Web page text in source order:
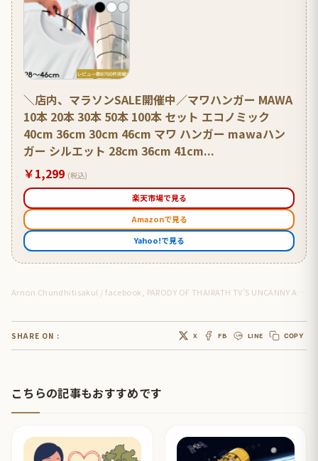
＼店内、マラソンSALE開催中／マワハンガー MAWA
10本 20本 30本 50本 100本 セット エコノミック
40cm 36cm 30cm 46cm マワ ハンガー mawaハン
ガー シルエット 28cm 36cm 41cm...
￥1,299 (税込)
楽天市場で見る
Amazonで見る
Yahoo!で見る
Arnon Chundhitisakul / facebook, PARODY OF THAIRATH TV’S UNCANNY ANIMATION GOES VIRAL
SHARE ON : X FB LINE COPY
こちらの記事もおすすめです